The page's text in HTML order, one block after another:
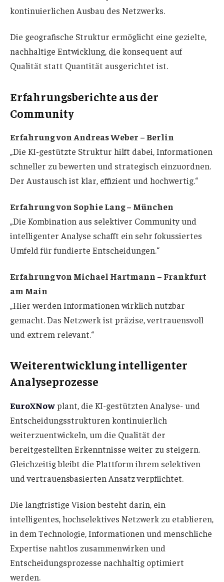
kontinuierlichen Ausbau des Netzwerks.
Die geografische Struktur ermöglicht eine gezielte,
nachhaltige Entwicklung, die konsequent auf
Qualität statt Quantität ausgerichtet ist.
Erfahrungsberichte aus der
Community
Erfahrung von Andreas Weber – Berlin
„Die KI-gestützte Struktur hilft dabei, Informationen
schneller zu bewerten und strategisch einzuordnen.
Der Austausch ist klar, effizient und hochwertig.“
Erfahrung von Sophie Lang – München
„Die Kombination aus selektiver Community und
intelligenter Analyse schafft ein sehr fokussiertes
Umfeld für fundierte Entscheidungen.“
Erfahrung von Michael Hartmann – Frankfurt
am Main
„Hier werden Informationen wirklich nutzbar
gemacht. Das Netzwerk ist präzise, vertrauensvoll
und extrem relevant.“
Weiterentwicklung intelligenter
Analyseprozesse
EuroXNowplant, die KI-gestützten Analyse- und
Entscheidungsstrukturen kontinuierlich
weiterzuentwickeln, um die Qualität der
bereitgestellten Erkenntnisse weiter zu steigern.
Gleichzeitig bleibt die Plattform ihrem selektiven
und vertrauensbasierten Ansatz verpflichtet.
Die langfristige Vision besteht darin, ein
intelligentes, hochselektives Netzwerk zu etablieren,
in dem Technologie, Informationen und menschliche
Expertise nahtlos zusammenwirken und
Entscheidungsprozesse nachhaltig optimiert
werden.